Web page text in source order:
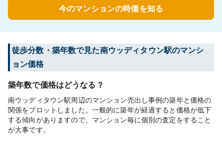
今のマンションの時価を知る
徒歩分数・築年数で見た南ウッディタウン駅のマンシ
ョン価格
築年数で価格はどうなる？
南ウッディタウン駅周辺のマンション売出し事例の築年と価格の
関係をプロットしました。一般的に築年が経過すると価格が低下
する傾向がありますので、マンション毎に個別の査定をすること
が大事です。